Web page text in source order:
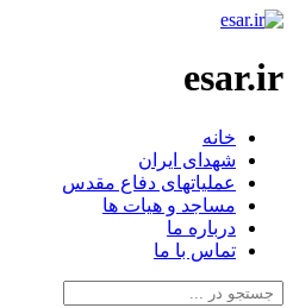
esar.ir
خانه
شهدای ایران
عملیاتهای دفاع مقدس
مساجد و هیات ها
درباره ما
تماس با ما